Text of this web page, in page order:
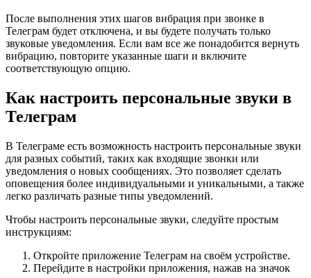
После выполнения этих шагов вибрация при звонке в
Телеграм будет отключена, и вы будете получать только
звуковые уведомления. Если вам все же понадобится вернуть
вибрацию, повторите указанные шаги и включите
соответствующую опцию.
Как настроить персональные звуки в
Телеграм
В Телеграме есть возможность настроить персональные звуки
для разных событий, таких как входящие звонки или
уведомления о новых сообщениях. Это позволяет сделать
оповещения более индивидуальными и уникальными, а также
легко различать разные типы уведомлений.
Чтобы настроить персональные звуки, следуйте простым
инструкциям:
Откройте приложение Телеграм на своём устройстве.
Перейдите в настройки приложения, нажав на значок